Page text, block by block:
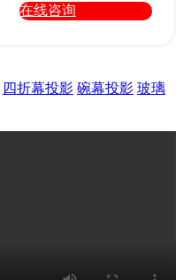
在线咨询
四折幕投影 碗幕投影 玻璃